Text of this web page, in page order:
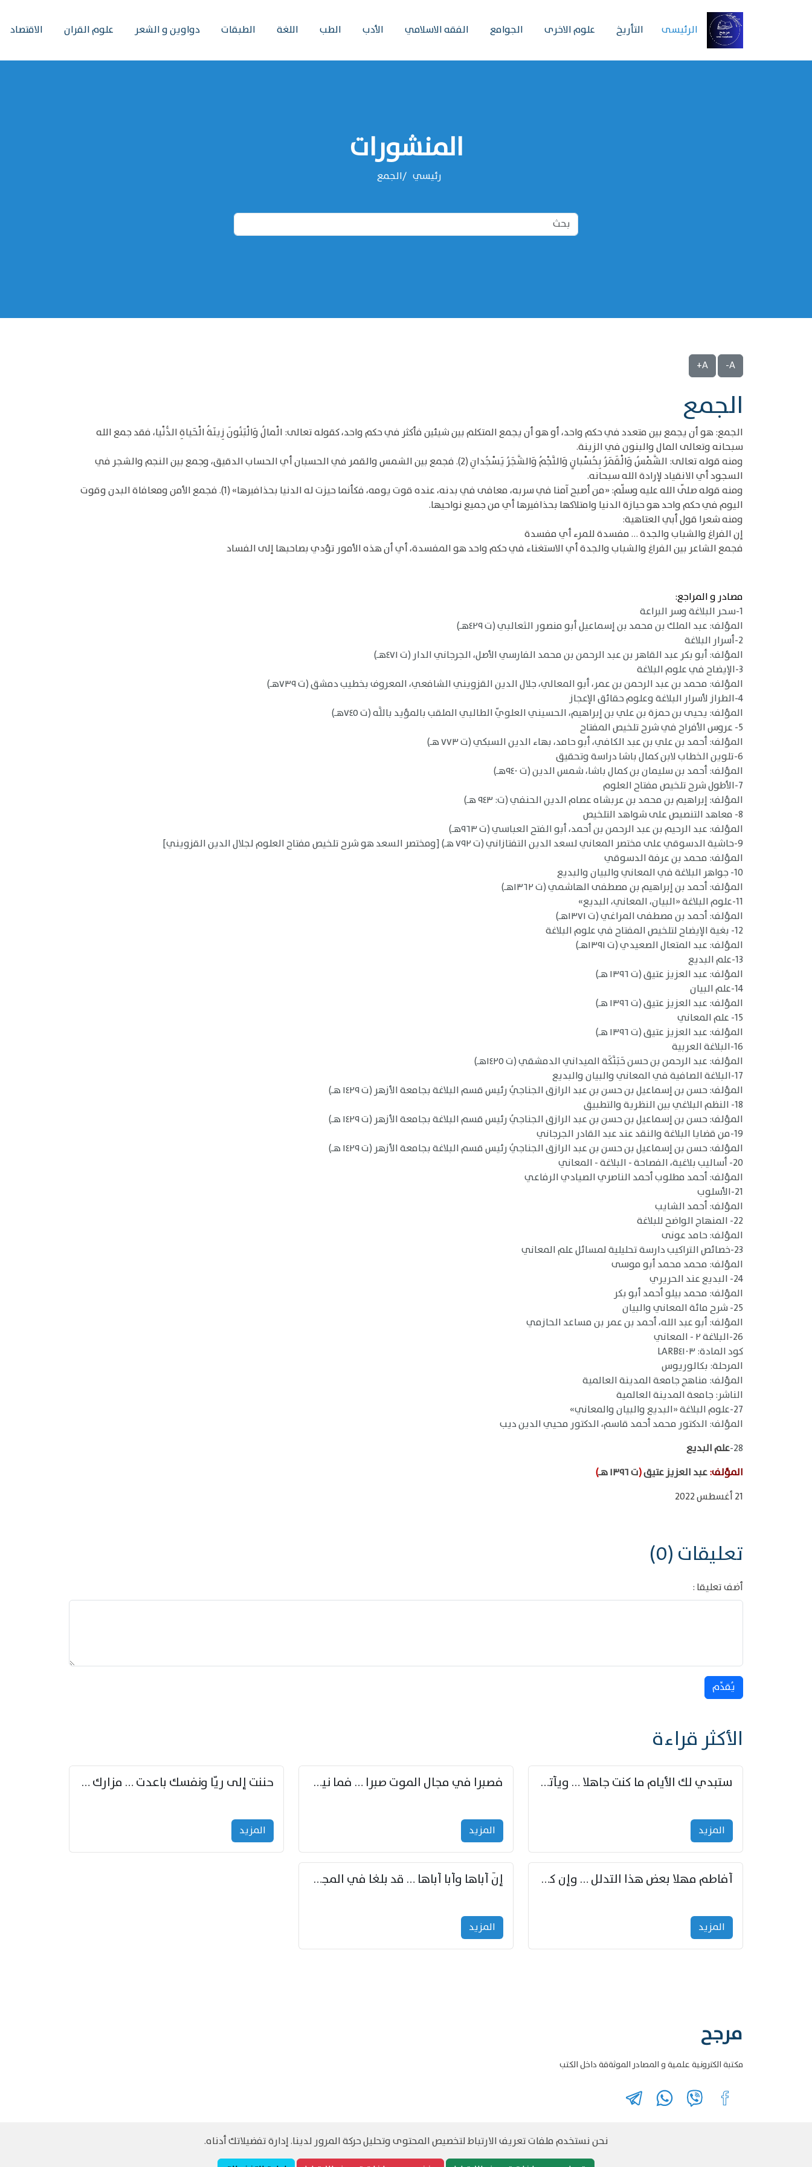
الرئیسی التأريخ علوم الاخرى الجوامع الفقه الاسلامي الأدب الطب اللغة الطبقات دواوين و الشعر علوم القران الاقتصاد
المنشورات
رئيسي ‌‌الجمع
A-
A+
‌‌الجمع
الجمع: هو أن يجمع بين متعدد في حكم واحد، أو هو أن يجمع المتكلم بين شيئين فأكثر في حكم واحد، كقوله تعالى: الْمالُ وَالْبَنُونَ زِينَةُ الْحَياةِ الدُّنْيا، فقد جمع الله
سبحانه وتعالى المال والبنون في الزينة.
ومنه قوله تعالى: الشَّمْسُ وَالْقَمَرُ بِحُسْبانٍ وَالنَّجْمُ وَالشَّجَرُ يَسْجُدانِ (2). فجمع بين الشمس والقمر في الحسبان أي الحساب الدقيق، وجمع بين النجم والشجر في
السجود أي الانقياد لإرادة الله سبحانه.
ومنه قوله صلّى الله عليه وسلّم: «من أصبح آمنا في سربه، معافى في بدنه، عنده قوت يومه، فكأنما حيزت له الدنيا بحذافيرها» (1). فجمع الأمن ومعافاة البدن وقوت
اليوم في حكم واحد هو حيازة الدنيا وامتلاكها بحذافيرها أي من جميع نواحيها.
ومنه شعرا قول أبي العتاهية:
إن الفراغ والشباب والجدة … مفسدة للمرء أي مفسدة
فجمع الشاعر بين الفراغ والشباب والجدة أي الاستغناء في حكم واحد هو المفسدة، أي أن هذه الأمور تؤدي بصاحبها إلى الفساد
مصادر و المراجع:
1-سحر البلاغة وسر البراعة
المؤلف: عبد الملك بن محمد بن إسماعيل أبو منصور الثعالبي (ت ٤٢٩هـ)
2-أسرار البلاغة
المؤلف: أبو بكر عبد القاهر بن عبد الرحمن بن محمد الفارسي الأصل، الجرجاني الدار (ت ٤٧١هـ)
3-الإيضاح في علوم البلاغة
المؤلف: محمد بن عبد الرحمن بن عمر، أبو المعالي، جلال الدين القزويني الشافعي، المعروف بخطيب دمشق (ت ٧٣٩هـ)
4-الطراز لأسرار البلاغة وعلوم حقائق الإعجاز
المؤلف: يحيى بن حمزة بن علي بن إبراهيم، الحسيني العلويّ الطالبي الملقب بالمؤيد باللَّه (ت ٧٤٥هـ)
5- عروس الأفراح في شرح تلخيص المفتاح
المؤلف: أحمد بن علي بن عبد الكافي، أبو حامد، بهاء الدين السبكي (ت ٧٧٣ هـ)
6-تلوين الخطاب لابن كمال باشا دراسة وتحقيق
المؤلف: أحمد بن سليمان بن كمال باشا، شمس الدين (ت ٩٤٠هـ)
7-الأطول شرح تلخيص مفتاح العلوم
المؤلف: إبراهيم بن محمد بن عربشاه عصام الدين الحنفي (ت: ٩٤٣ هـ)
8- معاهد التنصيص على شواهد التلخيص
المؤلف: عبد الرحيم بن عبد الرحمن بن أحمد، أبو الفتح العباسي (ت ٩٦٣هـ)
9-حاشية الدسوقي على مختصر المعاني لسعد الدين التفتازاني (ت ٧٩٢ هـ) [ومختصر السعد هو شرح تلخيص مفتاح العلوم لجلال الدين القزويني]
المؤلف: محمد بن عرفة الدسوقي
10- جواهر البلاغة في المعاني والبيان والبديع
المؤلف: أحمد بن إبراهيم بن مصطفى الهاشمي (ت ١٣٦٢هـ)
11-علوم البلاغة «البيان، المعاني، البديع»
المؤلف: أحمد بن مصطفى المراغي (ت ١٣٧١هـ)
12- بغية الإيضاح لتلخيص المفتاح في علوم البلاغة
المؤلف: عبد المتعال الصعيدي (ت ١٣٩١هـ)
13-علم البديع
المؤلف: عبد العزيز عتيق (ت ١٣٩٦ هـ)
14-علم البيان
المؤلف: عبد العزيز عتيق (ت ١٣٩٦ هـ)
15- علم المعاني
المؤلف: عبد العزيز عتيق (ت ١٣٩٦ هـ)
16-البلاغة العربية
المؤلف: عبد الرحمن بن حسن حَبَنَّكَة الميداني الدمشقي (ت ١٤٢٥هـ)
17-البلاغة الصافية في المعاني والبيان والبديع
المؤلف: حسن بن إسماعيل بن حسن بن عبد الرازق الجناجيُ رئيس قسم البلاغة بجامعة الأزهر (ت ١٤٢٩ هـ)
18- النظم البلاغي بين النظرية والتطبيق
المؤلف: حسن بن إسماعيل بن حسن بن عبد الرازق الجناجيُ رئيس قسم البلاغة بجامعة الأزهر (ت ١٤٢٩ هـ)
19-من قضايا البلاغة والنقد عند عبد القادر الجرجاني
المؤلف: حسن بن إسماعيل بن حسن بن عبد الرازق الجناجيُ رئيس قسم البلاغة بجامعة الأزهر (ت ١٤٢٩ هـ)
20- أساليب بلاغية، الفصاحة - البلاغة - المعاني
المؤلف: أحمد مطلوب أحمد الناصري الصيادي الرفاعي
21-الأسلوب
المؤلف: أحمد الشايب
22- المنهاج الواضح للبلاغة
المؤلف: حامد عونى
23-خصائص التراكيب دارسة تحليلية لمسائل علم المعاني
المؤلف: محمد محمد أبو موسى
24- البديع عند الحريري
المؤلف: محمد بيلو أحمد أبو بكر
25- شرح مائة المعاني والبيان
المؤلف: أبو عبد الله، أحمد بن عمر بن مساعد الحازمي
26-البلاغة ٢ - المعاني
كود المادة: LARB٤١٠٣
المرحلة: بكالوريوس
المؤلف: مناهج جامعة المدينة العالمية
الناشر: جامعة المدينة العالمية
27-علوم البلاغة «البديع والبيان والمعاني»
المؤلف: الدكتور محمد أحمد قاسم، الدكتور محيي الدين ديب
28- علم البديع
المؤلف:عبد العزيز عتيق(ت ١٣٩٦ هـ
)
21 أغسطس 2022
تعليقات (0)
أضف تعليقا :
يُقدِّم
الأكثر قراءة
ستبدي لك الأيام ما كنت جاهلا … ويأتيك بالأخبار من لم تزوّد
المزید
فصبرا في مجال الموت صبرا … فما نيل الخلود بمستطاع
المزید
حننت إلى ريّا ونفسك باعدت … مزارك من ريّا وشعباكما معا
المزید
أفاطم مهلا بعض هذا التدلل … وإن كنت قد أزمعت صرمي فأجملي
المزید
إنّ أباها وأبا أباها … قد بلغا في المجد غايتاها
المزید
مرجح
مكتبة الكترونية علمية و المصادر الموثةقة داخل الكتب
©حقوق الطبع والنشر مرجح جميع الحقوق محفوظةسياسة و الخصوصية
نحن نستخدم ملفات تعريف الارتباط لتخصيص المحتوى وتحليل حركة المرور لدينا. إدارة تفضيلاتك أدناه.